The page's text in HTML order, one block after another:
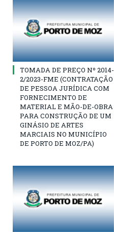
TOMADA DE PREÇO Nº 2014-
2/2023-FME (CONTRATAÇÃO
DE PESSOA JURÍDICA COM
FORNECIMENTO DE
MATERIAL E MÃO-DE-OBRA
PARA CONSTRUÇÃO DE UM
GINÁSIO DE ARTES
MARCIAIS NO MUNICÍPIO
DE PORTO DE MOZ/PA)